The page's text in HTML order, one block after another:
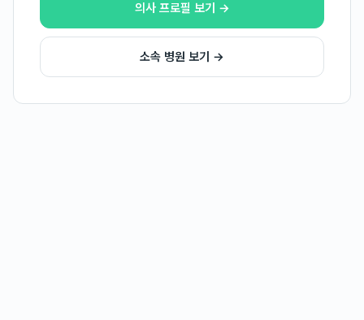
의사 프로필 보기 →
소속 병원 보기 →